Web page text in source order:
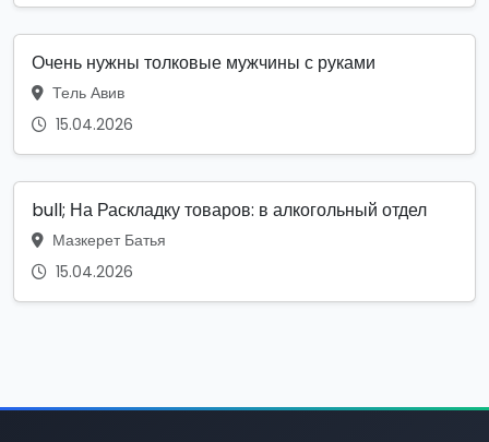
Очень нужны толковые мужчины с руками
Тель Авив
15.04.2026
bull; На Раскладку товаров: в алкогольный отдел
Мазкерет Батья
15.04.2026